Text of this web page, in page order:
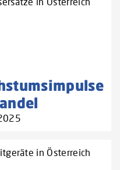
in Österreich